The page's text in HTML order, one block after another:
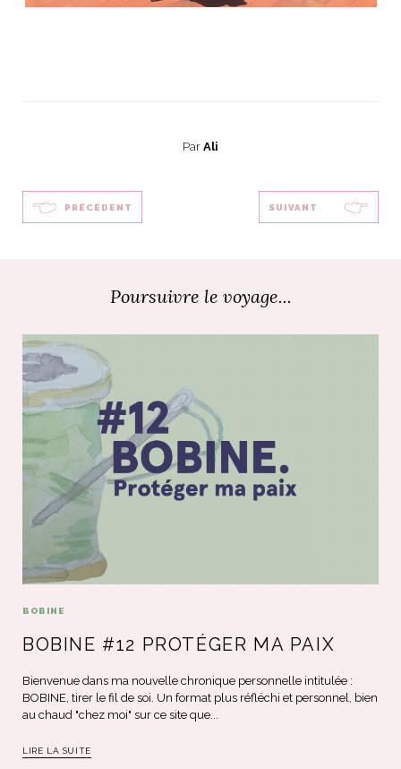
Par Ali
PRÉCÉDENT SUIVANT
Poursuivre le voyage...
BOBINE
BOBINE #12 PROTÉGER MA PAIX
Bienvenue dans ma nouvelle chronique personnelle intitulée :
BOBINE, tirer le fil de soi. Un format plus réfléchi et personnel, bien
au chaud "chez moi" sur ce site que...
LIRE LA SUITE